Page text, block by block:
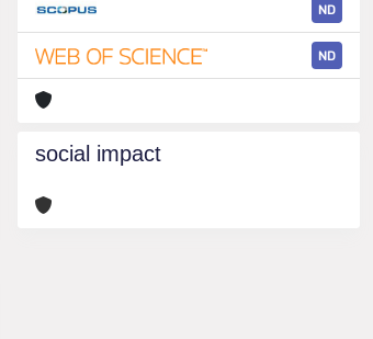
ND
ND
social impact